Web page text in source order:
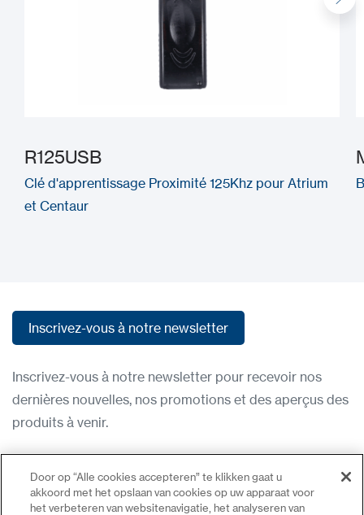
R125USB
Clé d'apprentissage Proximité 125Khz pour Atrium
et Centaur
Inscrivez-vous à notre newsletter
Inscrivez-vous à notre newsletter pour recevoir nos
dernières nouvelles, nos promotions et des aperçus des
produits à venir.
Condititions d'utilisation
Politique de confidentialité
Door op “Alle cookies accepteren” te klikken gaat u
akkoord met het opslaan van cookies op uw apparaat voor
het verbeteren van websitenavigatie, het analyseren van